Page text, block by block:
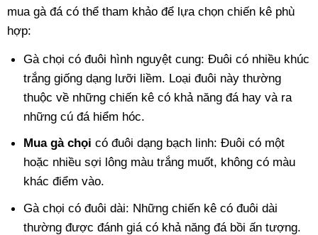
mua gà đá có thể tham khảo để lựa chọn chiến kê phù
hợp:
Gà chọi có đuôi hình nguyệt cung: Đuôi có nhiều khúc
trắng giống dạng lưỡi liềm. Loại đuôi này thường
thuộc về những chiến kê có khả năng đá hay và ra
những cú đá hiểm hóc.
Mua gà chọi có đuôi dạng bạch linh: Đuôi có một
hoặc nhiều sợi lông màu trắng muốt, không có màu
khác điểm vào.
Gà chọi có đuôi dài: Những chiến kê có đuôi dài
thường được đánh giá có khả năng đá bồi ấn tượng.